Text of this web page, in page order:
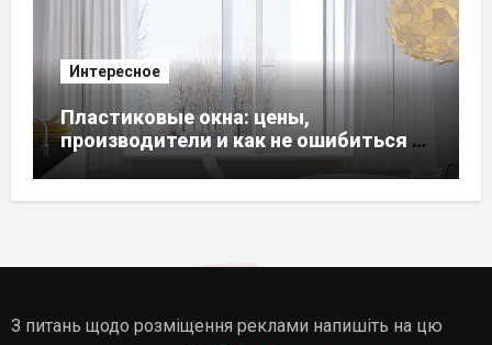
Интересное
Пластиковые окна: цены,
производители и как не ошибиться с
выбором
З питань щодо розміщення реклами напишіть на цю